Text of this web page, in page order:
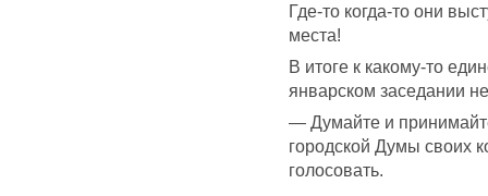
Где-то когда-то они
места!
В итоге к какому-то
январском заседании
— Думайте и
городской Думы своих
голосовать.